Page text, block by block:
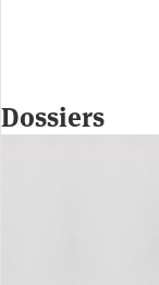
Dossiers